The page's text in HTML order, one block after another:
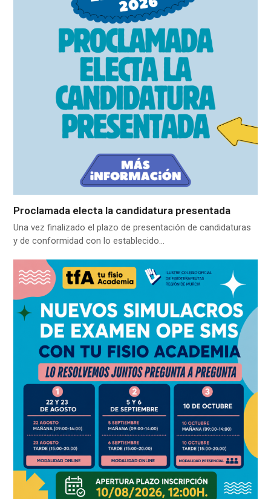
Proclamada electa la candidatura presentada
Una vez finalizado el plazo de presentación de candidaturas
y de conformidad con lo establecido…